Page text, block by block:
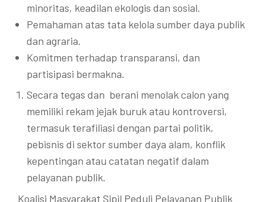
minoritas, keadilan ekologis dan sosial.
Pemahaman atas tata kelola sumber daya publik
dan agraria.
Komitmen terhadap transparansi, dan
partisipasi bermakna.
Secara tegas dan berani menolak calon yang
memiliki rekam jejak buruk atau kontroversi,
termasuk terafiliasi dengan partai politik,
pebisnis di sektor sumber daya alam, konflik
kepentingan atau catatan negatif dalam
pelayanan publik.
Koalisi Masyarakat Sipil Peduli Pelayanan Publik